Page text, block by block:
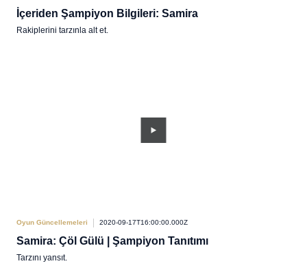
İçeriden Şampiyon Bilgileri: Samira
Rakiplerini tarzınla alt et.
Oyun Güncellemeleri 2020-09-17T16:00:00.000Z
Samira: Çöl Gülü | Şampiyon Tanıtımı
Tarzını yansıt.